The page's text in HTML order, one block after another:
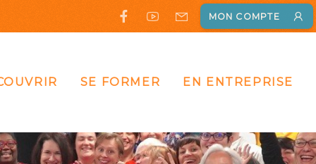
MON COMPTE
SE FORMER EN ENTREPRISE